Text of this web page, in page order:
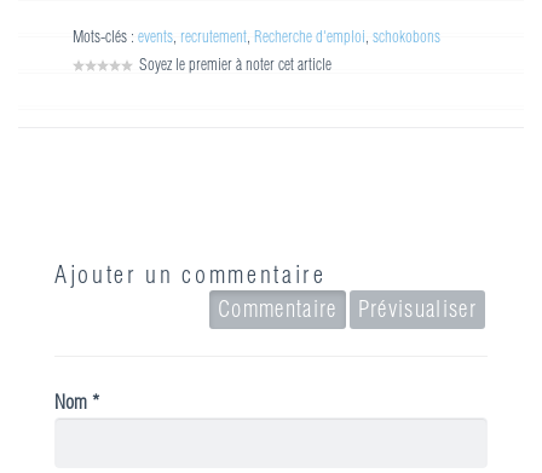
Mots-clés : events, recrutement, Recherche d'emploi, schokobons
Soyez le premier à noter cet article
Ajouter un commentaire
Commentaire Prévisualiser
Nom *